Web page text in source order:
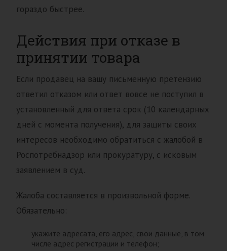
гораздо быстрее.
Действия при отказе в
принятии товара
Если продавец на вашу письменную претензию
ответил отказом или ответ вовсе не поступил в
установленный для ответа срок (10 календарных
дней с момента получения), для защиты своих
интересов необходимо обратиться с жалобой в
Роспотребнадзор или прокуратуру, с исковым
заявлением в суд.
Жалоба составляется в произвольной форме.
Обязательно:
укажите адресата, его адрес, свои данные, в том
числе адрес регистрации и телефон;